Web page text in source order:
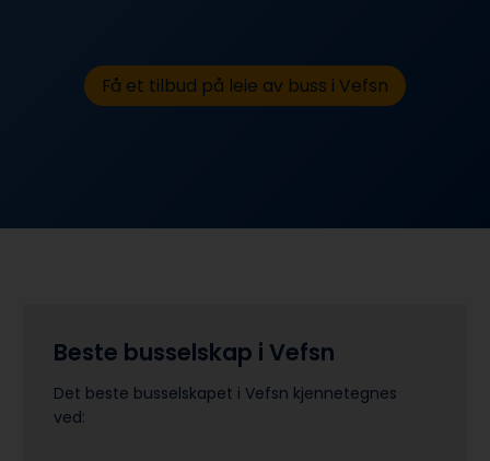
Få et tilbud på leie av buss i Vefsn
Beste busselskap i Vefsn
Det beste busselskapet i Vefsn kjennetegnes
ved: